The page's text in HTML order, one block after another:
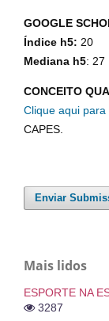
GOOGLE
Índice h5: 20
Mediana h5: 27
CONCEITO
Clique aqui para
CAPES.
Enviar
Mais lidos
ESPORTE NA
3287